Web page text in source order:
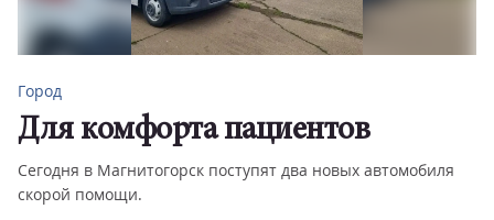
Город
Для комфорта пациентов
Сегодня в Магнитогорск поступят два новых автомобиля
скорой помощи.